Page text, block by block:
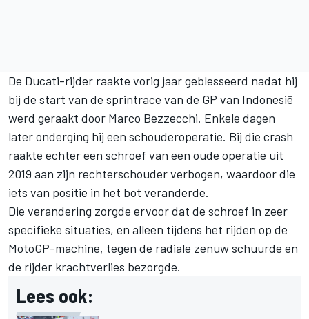
De Ducati-rijder raakte vorig jaar geblesseerd nadat hij
bij de start van de sprintrace van de GP van Indonesië
werd geraakt door Marco Bezzecchi. Enkele dagen
later onderging hij een schouderoperatie. Bij die crash
raakte echter een schroef van een oude operatie uit
2019 aan zijn rechterschouder verbogen, waardoor die
iets van positie in het bot veranderde.
Die verandering zorgde ervoor dat de schroef in zeer
specifieke situaties, en alleen tijdens het rijden op de
MotoGP-machine, tegen de radiale zenuw schuurde en
de rijder krachtverlies bezorgde.
Lees ook: